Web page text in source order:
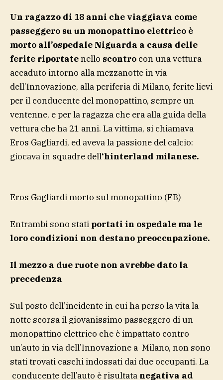
Un ragazzo di 18 anni che viaggiava come
passeggero su un monopattino elettrico è
morto all’ospedale Niguarda a causa delle
ferite riportatenello scontro con una vettura
accaduto intorno alla mezzanotte in via
dell’Innovazione, alla periferia di Milano, ferite lievi
per il conducente del monopattino, sempre un
ventenne, e per la ragazza che era alla guida della
vettura che ha 21 anni. La vittima, si chiamava
Eros Gagliardi, ed aveva la passione del calcio:
giocava in squadre dell‘hinterland milanese.
Eros Gagliardi morto sul monopattino (FB)
Entrambi sono stati portati in ospedale ma le
loro condizioni non destano preoccupazione.
Il mezzo a due ruote non avrebbe dato la
precedenza
Sul posto dell’incidente in cui ha perso la vita la
notte scorsa il giovanissimo passeggero di un
monopattino elettrico che è impattato contro
un’auto in via dell’Innovazione a Milano, non sono
stati trovati caschi indossati dai due occupanti. La
conducente dell’auto è risultata negativa ad